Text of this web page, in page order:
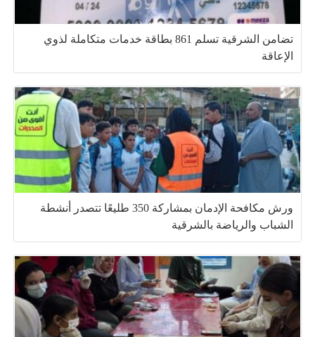
تضامن الشرقية تسلم 861 بطاقة خدمات متكاملة لذوي
الإعاقة
ورش مكافحة الإدمان بمشاركة 350 طليعًا تتصدر أنشطة
الشباب والرياضة بالشرقية